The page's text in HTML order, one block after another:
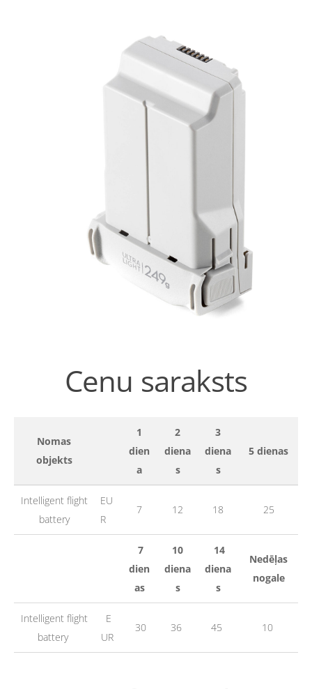
Cenu saraksts
Nomas
objekts
1
dien
a
2
diena
s
3
diena
s
5 dienas
Intelligent flight
battery
EU
R
7 12 18 25
7
dien
as
10
diena
s
14
diena
s
Nedēļas
nogale
Intelligent flight
battery
E
UR
30 36 45 10